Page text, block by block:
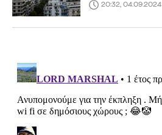
20:32, 04.09.2024